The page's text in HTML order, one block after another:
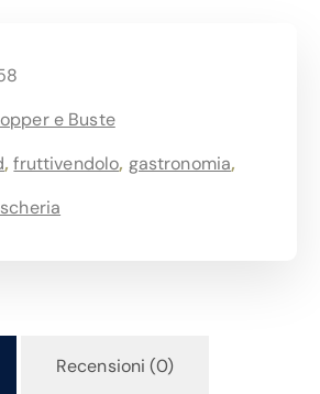
e Buste
,fruttivendolo, gastronomia,
Recensioni (0)